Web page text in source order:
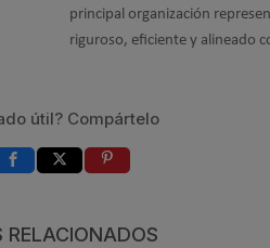
principal organización
riguroso, eficiente y alineado
útil? Compártelo
RELACIONADOS